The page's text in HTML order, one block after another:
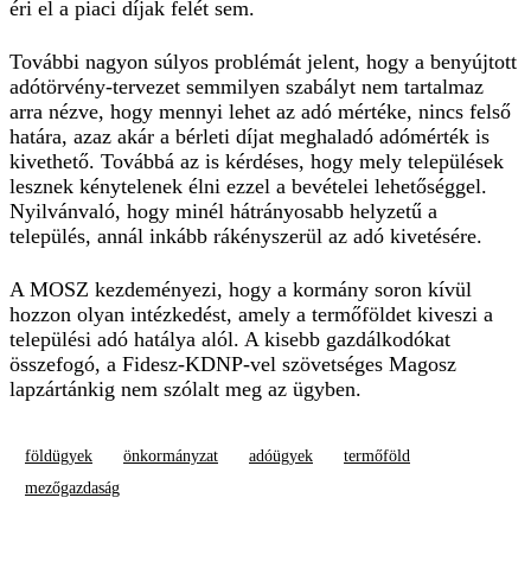
éri el a piaci díjak felét sem.
További nagyon súlyos problémát jelent, hogy a benyújtott
adótörvény-tervezet semmilyen szabályt nem tartalmaz
arra nézve, hogy mennyi lehet az adó mértéke, nincs felső
határa, azaz akár a bérleti díjat meghaladó adómérték is
kivethető. Továbbá az is kérdéses, hogy mely települések
lesznek kénytelenek élni ezzel a bevételei lehetőséggel.
Nyilvánvaló, hogy minél hátrányosabb helyzetű a
település, annál inkább rákényszerül az adó kivetésére.
A MOSZ kezdeményezi, hogy a kormány soron kívül
hozzon olyan intézkedést, amely a termőföldet kiveszi a
települési adó hatálya alól. A kisebb gazdálkodókat
összefogó, a Fidesz-KDNP-vel szövetséges Magosz
lapzártánkig nem szólalt meg az ügyben.
földügyek önkormányzat adóügyek
termőföld
mezőgazdaság